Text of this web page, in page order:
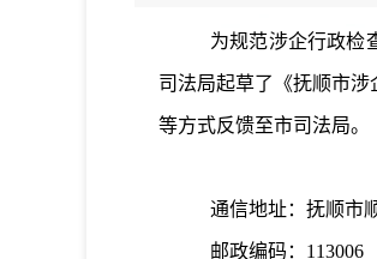
为规范涉企行政检
司法局起草了 《抚顺市涉
等方式反馈至市司法局。
通信地址：抚顺市
邮政编码：113006